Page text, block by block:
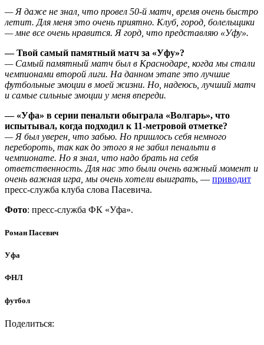
— Я даже не знал, что провел 50-й матч, время очень быстро
летит. Для меня это очень приятно. Клуб, город, болельщики
— мне все очень нравится. Я горд, что представляю «Уфу».
— Твой самый памятный матч за «Уфу»?
— Самый памятный матч был в Краснодаре, когда мы стали
чемпионами второй лиги. На данном этапе это лучшие
футбольные эмоции в моей жизни. Но, надеюсь, лучший матч
и самые сильные эмоции у меня впереди.
— «Уфа» в серии пенальти обыграла «Волгарь», что
испытывал, когда подходил к 11-метровой отметке?
— Я был уверен, что забью. Но пришлось себя немного
перебороть, так как до этого я не забил пенальти в
чемпионате. Но я знал, что надо брать на себя
ответственность. Для нас это были очень важный момент и
очень важная игра, мы очень хотели выиграть, — приводит
пресс-служба клуба слова Пасевича.
Фото: пресс-служба ФК «Уфа».
Роман Пасевич
Уфа
ФНЛ
футбол
Поделиться: